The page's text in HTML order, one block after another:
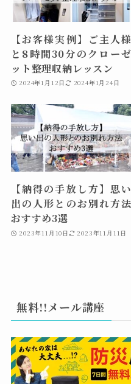
【お客様実例】ご主人様
と8時間30分のクローゼ
ット整理収納レッスン
2024年1月12日 2024年1月24日
【納得の手放し方】思い
出の人形とのお別れ方法
おすすめ3選
2023年11月10日 2023年11月11日
無料!!メール講座